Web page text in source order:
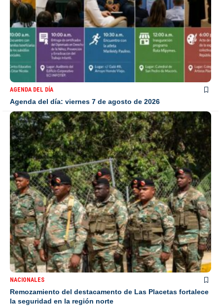
AGENDA DEL DÍA
Agenda del día: viernes 7 de agosto de 2026
NACIONALES
Remozamiento del destacamento de Las Placetas fortalece
la seguridad en la región norte